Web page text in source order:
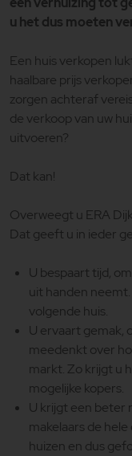
u het dus moeten
Een huis verkopen
haalbare prijs
zorgen achteraf
de verkoop van uw
uitvoeren?
Dat kan!
Overweegt u ERA
Dat geeft u in ieder
U bespaart tijd,
uit handen
volgende huis.
U ervaart gemak,
meedenkt over
markt. Zo krijgt u
mogelijke kopers.
U krijgt een beter
makelaars de
huizen en dus